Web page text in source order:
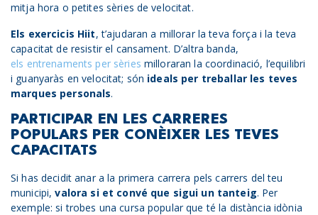
mitja hora o petites sèries de velocitat.
Els exercicis Hiit, t’ajudaran a millorar la teva força i la teva
capacitat de resistir el cansament. D’altra banda,
els entrenaments per sèries milloraran la coordinació, l’equilibri
i guanyaràs en velocitat; són ideals per treballar les teves
marques personals.
PARTICIPAR EN LES CARRERES
POPULARS PER CONÈIXER LES TEVES
CAPACITATS
Si has decidit anar a la primera carrera pels carrers del teu
municipi,valora si et convé que sigui un tanteig. Per
exemple: si trobes una cursa popular que té la distància idònia